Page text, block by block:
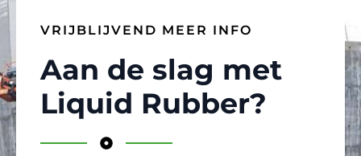
VRIJBLIJVEND MEER INFO
Aan de slag met
Liquid Rubber?